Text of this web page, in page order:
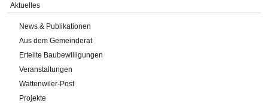
Gemeinde
Verwaltung
Online-Service
Aktuelles
News & Publikationen
Aus dem Gemeinderat
Erteilte Baubewilligungen
Veranstaltungen
Wattenwiler-Post
Projekte